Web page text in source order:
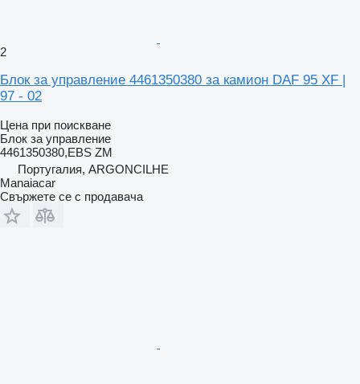
2
Блок за управление 4461350380 за камион DAF 95 XF |
97 - 02
Цена при поискване
Блок за управление
4461350380,EBS ZM
Португалия, ARGONCILHE
Manaiacar
Свържете се с продавача